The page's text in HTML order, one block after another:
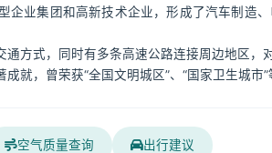
企业集团和高新技术企业，形成了汽车制造
方式，同时有多条高速公路连接周边地区，
就，曾荣获“全国文明城区”、“国家卫生城市”
空气质量查询 出行建议